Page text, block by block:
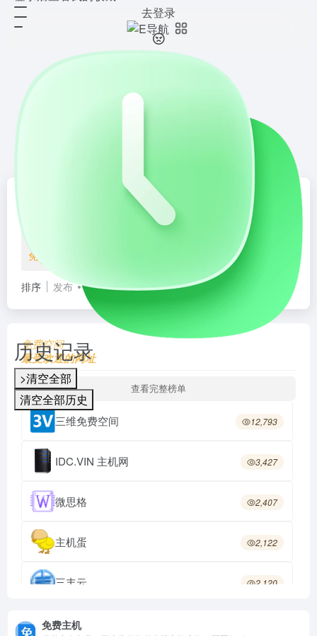
去登录
历史记录
>清空全部
清空全部历史
为用户提供无需付费的网络空间服务的平台，通常用于搭建个人网
站、博客或小型应用。这些网站通常提供有限的存储空间、带宽和
功能支持，部分平台可能带有广告或限制域名绑定。
E导航 ios导航 次元导航 学
运维面板 建站模板
API接口
免费空间
CDN加速 域名买
排序 发布 更新 浏览 点赞
免费空间
最受欢迎的网址
查看完整榜单
三维免费空间 12,793
IDC.VIN 主机网 3,427
微思格 2,407
主机蛋 2,122
三丰云 2,120
优豆云
免费主机